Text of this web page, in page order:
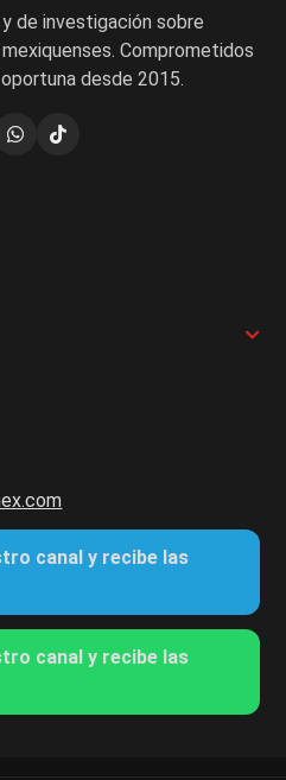
de investigación sobre
Comprometidos
desde 2015.
canal y recibe las
canal y recibe las